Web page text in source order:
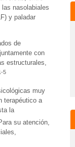
nasolabiales
y paladar
de
con
estructurales,
5
muy
terapéutico a
la
su atención,